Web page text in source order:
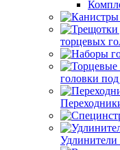
торцевых
головки
Удлинители